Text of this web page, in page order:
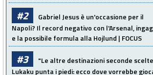
#2
Gabriel Jesus è un'occasione per il
Napoli? Il record negativo con l'Arsenal,
e la possibile formula alla Hojlund | FOCUS
#3
"Le altre destinazioni seconde
Lukaku punta i piedi: ecco dove vorrebbe